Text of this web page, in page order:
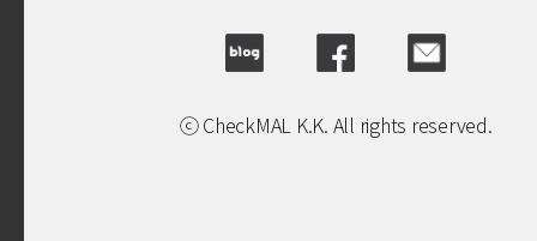
ⓒ CheckMAL K.K. All rights reserved.